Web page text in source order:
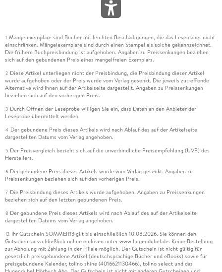
1 Mängelexemplare sind Bücher mit leichten Beschädigungen, die das Lesen aber nicht
einschränken. Mängelexemplare sind durch einen Stempel als solche gekennzeichnet.
Die frühere Buchpreisbindung ist aufgehoben. Angaben zu Preissenkungen beziehen
sich auf den gebundenen Preis eines mangelfreien Exemplars.
2 Diese Artikel unterliegen nicht der Preisbindung, die Preisbindung dieser Artikel
wurde aufgehoben oder der Preis wurde vom Verlag gesenkt. Die jeweils zutreffende
Alternative wird Ihnen auf der Artikelseite dargestellt. Angaben zu Preissenkungen
beziehen sich auf den vorherigen Preis.
3 Durch Öffnen der Leseprobe willigen Sie ein, dass Daten an den Anbieter der
Leseprobe übermittelt werden.
4 Der gebundene Preis dieses Artikels wird nach Ablauf des auf der Artikelseite
dargestellten Datums vom Verlag angehoben.
5 Der Preisvergleich bezieht sich auf die unverbindliche Preisempfehlung (UVP) des
Herstellers.
6 Der gebundene Preis dieses Artikels wurde vom Verlag gesenkt. Angaben zu
Preissenkungen beziehen sich auf den vorherigen Preis.
7 Die Preisbindung dieses Artikels wurde aufgehoben. Angaben zu Preissenkungen
beziehen sich auf den letzten gebundenen Preis.
8 Der gebundene Preis dieses Artikels wird nach Ablauf des auf der Artikelseite
dargestellten Datums vom Verlag angehoben.
12 Ihr Gutschein SOMMER13 gilt bis einschließlich 10.08.2026. Sie können den
Gutschein ausschließlich online einlösen unter www.hugendubel.de. Keine Bestellung
zur Abholung mit Zahlung in der Filiale möglich. Der Gutschein ist nicht gültig für
gesetzlich preisgebundene Artikel (deutschsprachige Bücher und eBooks) sowie für
preisgebundene Kalender, tolino shine (4016621130466), tolino select und das